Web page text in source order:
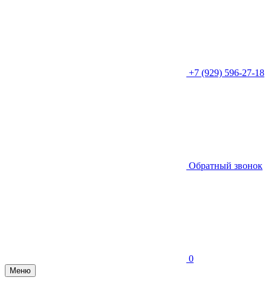
+7 (929) 596-27-18
Обратный звонок
0
Меню